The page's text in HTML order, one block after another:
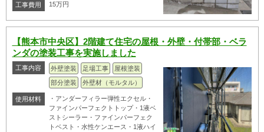
工事費用
15万円
【熊本市中央区】2階建て住宅の屋根・外壁・付帯部・ベラ
ンダの塗装工事を実施しました
工事内容 外壁塗装 足場工事
屋根塗装
部分塗装
外壁材（モルタル）
使用材料
・アンダーフィラー弾性エクセル・
ファインパーフェクトトップ・1液ベ
ストシーラー・ファインパーフェク
トベスト・水性ケンエース・1液ハイ